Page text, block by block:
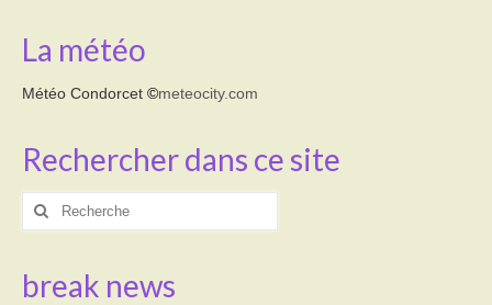
La météo
Météo Condorcet ©meteocity.com
Rechercher dans ce site
Rechercher
break news